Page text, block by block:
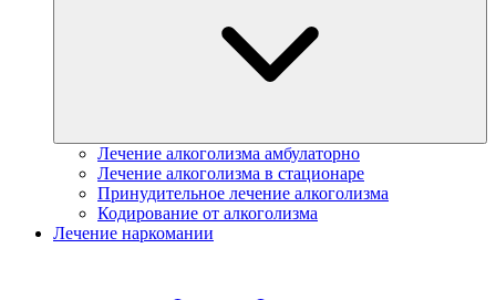
Лечение алкоголизма амбулаторно
Лечение алкоголизма в стационаре
Принудительное лечение алкоголизма
Кодирование от алкоголизма
Лечение наркомании